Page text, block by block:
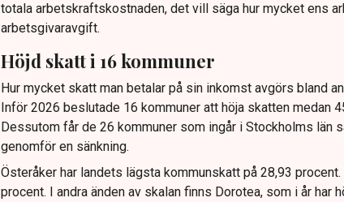
totala arbetskraftskostnaden, det vill säga hur mycket ens
arbetsgivaravgift.
Höjd skatt i 16 kommuner
Hur mycket skatt man betalar på sin inkomst avgörs bland
Inför 2026 beslutade 16 kommuner att höja skatten medan
Dessutom får de 26 kommuner som ingår i Stockholms län
genomför en sänkning.
Österåker har landets lägsta kommunskatt på 28,93
procent. I andra änden av skalan finns Dorotea, som i år har